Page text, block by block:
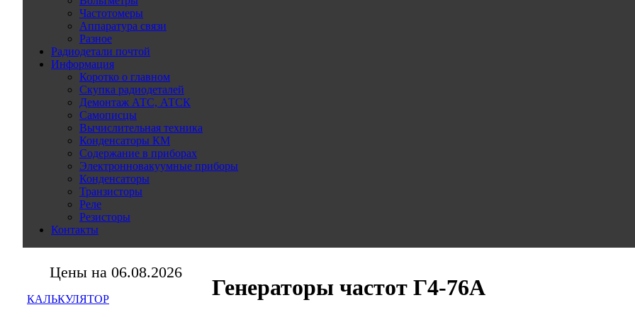
Частотомеры
Аппаратура связи
Разное
Радиодетали почтой
Информация
Коротко о главном
Скупка радиодеталей
Демонтаж АТС, АТСК
Самописцы
Вычислительная техника
Конденсаторы КМ
Содержание в приборах
Электронновакуумные приборы
Конденсаторы
Транзисторы
Реле
Резисторы
Контакты
Цены на 06.08.2026
КАЛЬКУЛЯТОР Генераторы частот Г4-76А